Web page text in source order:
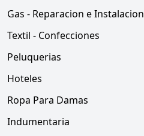
Gas - Reparacion e Instalacion
Textil - Confecciones
Peluquerias
Hoteles
Ropa Para Damas
Indumentaria